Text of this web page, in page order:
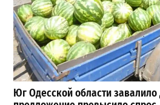
Юг Одесской области